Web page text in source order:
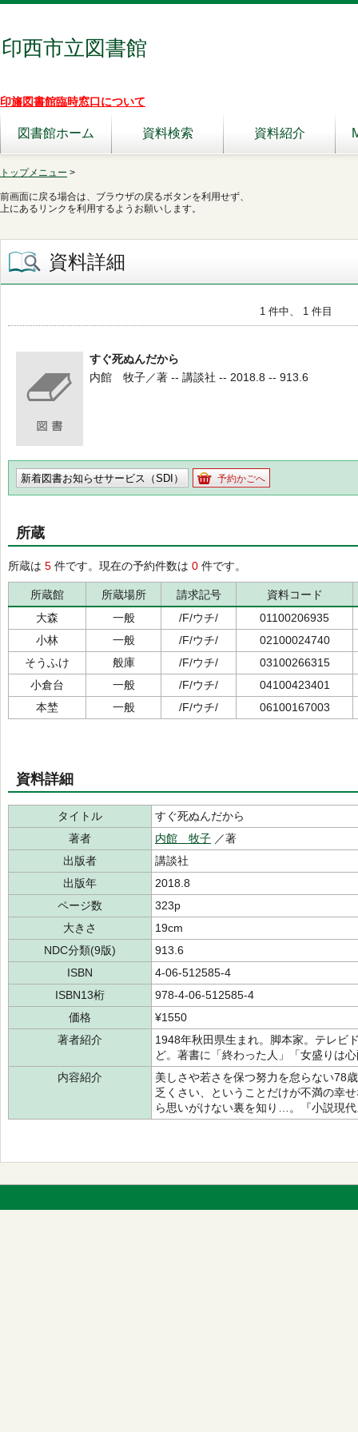
印西市立図書館
印旛図書館臨時窓口について
図書館ホーム 資料検索 資料紹介
トップメニュー >
前画面に戻る場合は、ブラウザの戻るボタンを利用せず、
上にあるリンクを利用するようお願いします。
資料詳細
1 件中、 1 件目
すぐ死ぬんだから
内館 牧子／著 -- 講談社 -- 2018.8 -- 913.6
新着図書お知らせサービス（SDI） 予約かごへ
所蔵
所蔵は 5 件です。現在の予約件数は 0 件です。
所蔵館 所蔵場所 請求記号
資料コード
大森
一般 /F/ウチ/
01100206935
小林
一般 /F/ウチ/
02100024740
そうふけ
般庫 /F/ウチ/
03100266315
小倉台
一般 /F/ウチ/
04100423401
本埜
一般 /F/ウチ/ 06100167003
資料詳細
タイトル
すぐ死ぬんだから
著者
内館 牧子 ／著
出版者
講談社
出版年
2018.8
ページ数
323p
大きさ
19cm
NDC分類(9版)
913.6
ISBN
4-06-512585-4
ISBN13桁
978-4-06-512585-4
価格
¥1550
著者紹介
1948年秋田県生まれ。脚本家。テレビ
ど。著書に「終わった人」「女盛りは
内容紹介
美しさや若さを保つ努力を怠らない78
乏くさい、ということだけが不満の幸
ら思いがけない裏を知り…。『小説現